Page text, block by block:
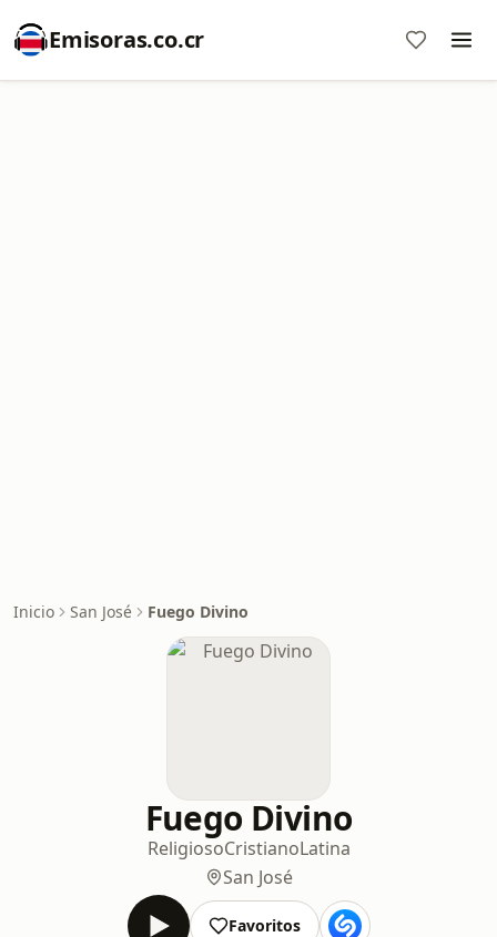
Emisoras.co.cr
Inicio San José Fuego Divino
Fuego Divino
ReligiosoCristianoLatina
San José
Favoritos